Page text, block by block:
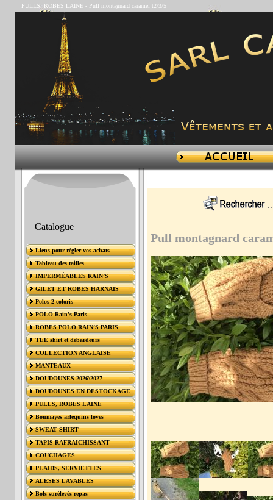
PULLS, ROBES LAINE - Pull montagnard caramel t2/3/5
Catalogue
Liens pour régler vos achats
Tableau des tailles
IMPERMÉABLES RAIN’S
GILET ET ROBES HARNAIS
Polos 2 coloris
POLO Rain’s Paris
ROBES POLO RAIN’S PARIS
TEE shirt et debardeurs
COLLECTION ANGLAISE
MANTEAUX
DOUDOUNES 2026\2027
DOUDOUNES EN DESTOCKAGE
PULLS, ROBES LAINE
Boumayes arlequins loves
SWEAT SHIRT
TAPIS RAFRAICHISSANT
COUCHAGES
PLAIDS, SERVIETTES
ALESES LAVABLES
Bols surélevés repas
Pull montagnard